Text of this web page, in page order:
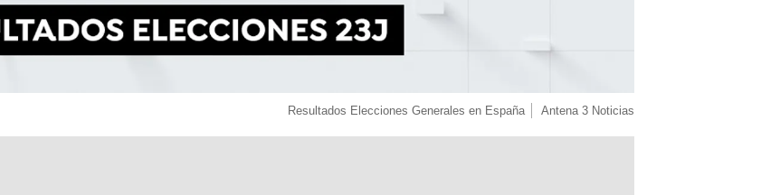
Resultados Elecciones Generales en España Antena 3 Noticias